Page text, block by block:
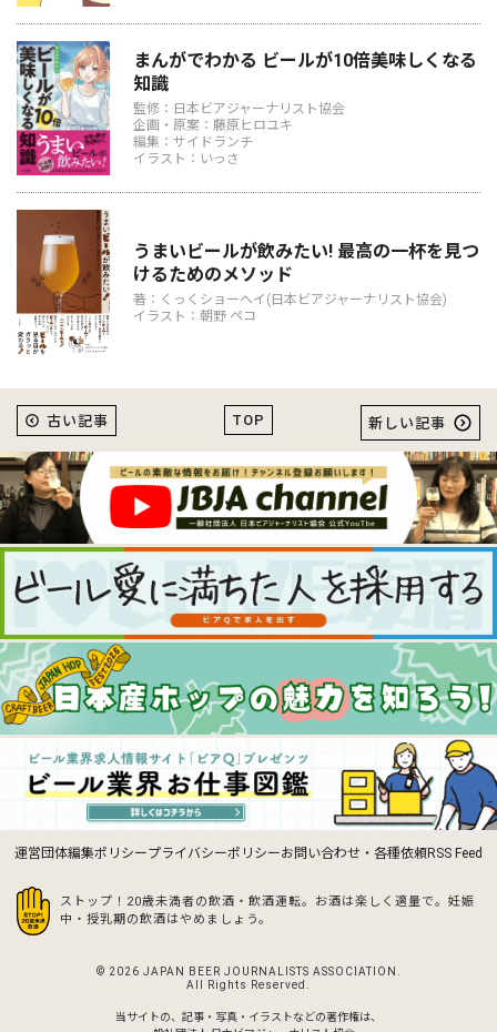
まんがでわかる ビールが10倍美味しくなる
知識
監修：日本ビアジャーナリスト協会
企画・原案：藤原ヒロユキ
編集：サイドランチ
イラスト：いっさ
うまいビールが飲みたい! 最高の一杯を見つ
けるためのメソッド
著：くっくショーヘイ(日本ビアジャーナリスト協会)
イラスト：朝野 ペコ
TOP
古い記事 新しい記事
運営団体編集ポリシープライバシーポリシーお問い合わせ・各種依頼RSS Feed
ストップ！20歳未満者の飲酒・飲酒運転。お酒は楽しく適量で。 妊娠
中・授乳期の飲酒はやめましょう。
© 2026 JAPAN BEER JOURNALISTS ASSOCIATION.
All Rights Reserved.
当サイトの、記事・写真・イラストなどの著作権は、